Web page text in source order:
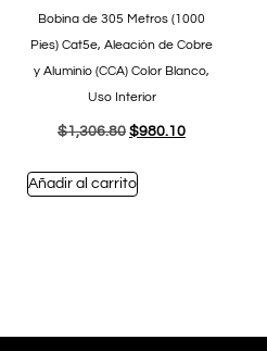
Bobina de 305 Metros (1000
Pies) Cat5e, Aleación de Cobre
y Aluminio (CCA) Color Blanco,
Uso Interior
$1,306.80 $980.10
Añadir al carrito